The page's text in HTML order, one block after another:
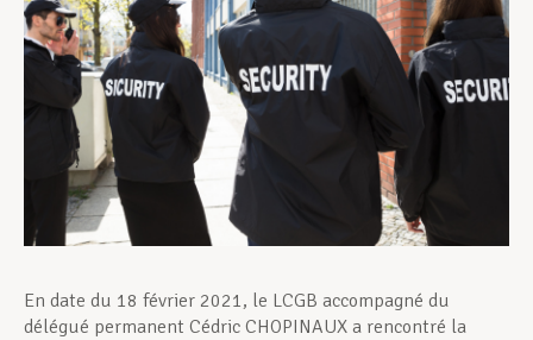
Devenir Membre
Actualités
En date du 18 février 2021, le LCGB accompagné du
délégué permanent Cédric CHOPINAUX a rencontré la